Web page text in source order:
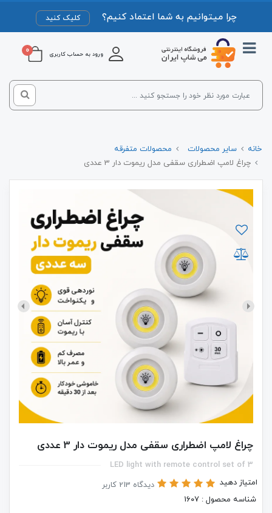
چرا میتوانیم به شما اعتماد کنیم؟ کلیک کنید
ورود به حساب کاربری 0
خانه سایر محصولات
محصولات متفرقه
چراغ لامپ اضطراری سقفی مدل ریموت دار 3 عددی
چراغ لامپ اضطراری سقفی مدل ریموت دار 3 عددی
LED light with remote control set of 3
امتیاز دهید
دیدگاه 213 کاربر
شناسه محصول : 1۶۰۷